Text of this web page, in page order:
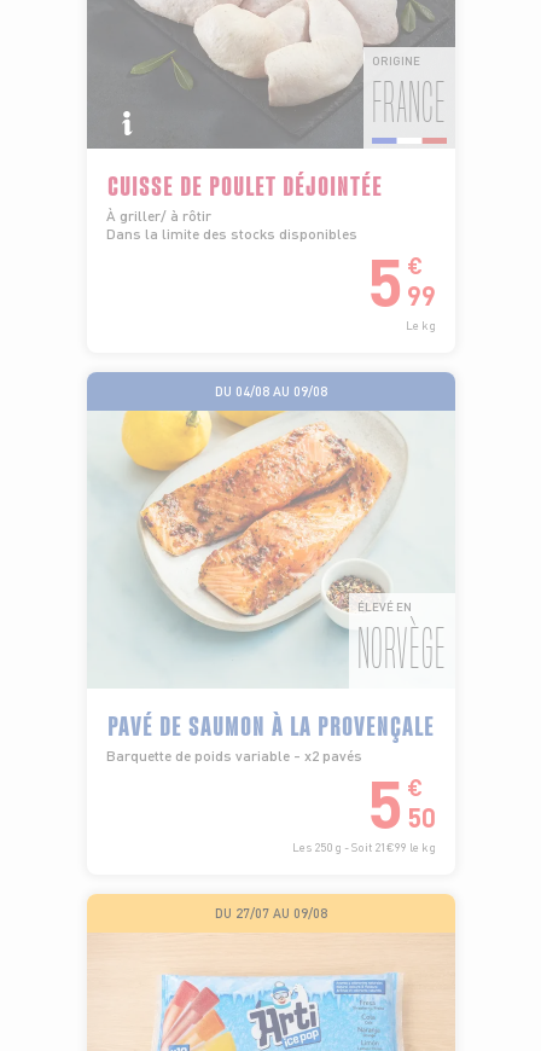
ORIGINE
FRANCE
CUISSE DE POULET DÉJOINTÉE
À griller/ à rôtir
Dans la limite des stocks disponibles
5 €
99
Le kg
DU 04/08 AU 09/08
ÉLEVÉ EN
NORVÈGE
PAVÉ DE SAUMON À LA PROVENÇALE
Barquette de poids variable - x2 pavés
5 €
50
Les 250 g - Soit 21€99 le kg
DU 27/07 AU 09/08